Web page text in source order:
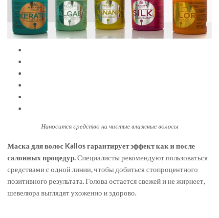
Наносится средство на чистые влажные волосы
Маска для волос Kallos гарантирует эффект как и после
салонных процедур.Специалисты рекомендуют пользоваться
средствами с одной линии, чтобы добиться стопроцентного
позитивного результата. Голова остается свежей и не жирнеет,
шевелюра выглядят ухоженно и здорово.